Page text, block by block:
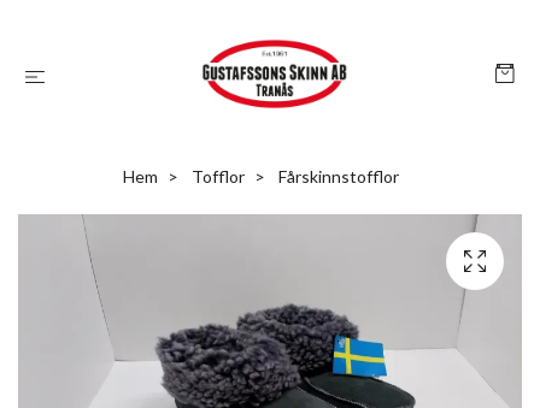
Hem Tofflor Fårskinnstofflor